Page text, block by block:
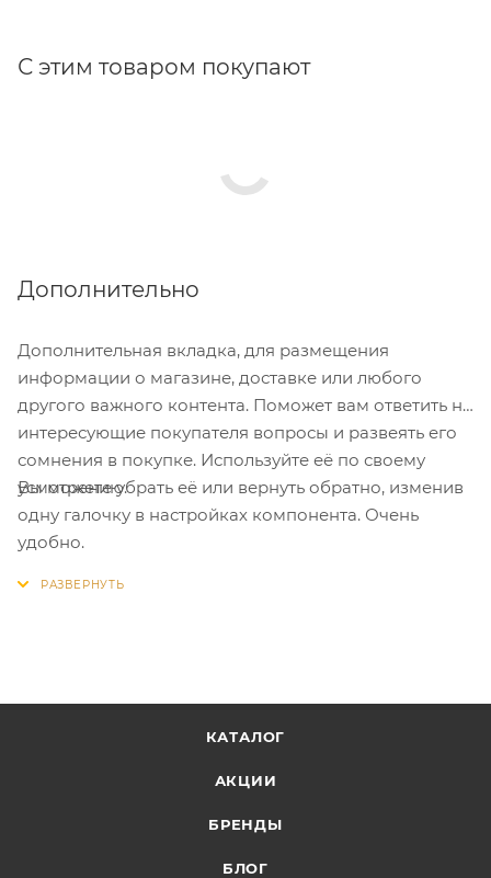
С этим товаром покупают
Дополнительно
Дополнительная вкладка, для размещения
информации о магазине, доставке или любого
другого важного контента. Поможет вам ответить на
интересующие покупателя вопросы и развеять его
сомнения в покупке. Используйте её по своему
усмотрению.
Вы можете убрать её или вернуть обратно, изменив
одну галочку в настройках компонента. Очень
удобно.
КАТАЛОГ
АКЦИИ
БРЕНДЫ
БЛОГ